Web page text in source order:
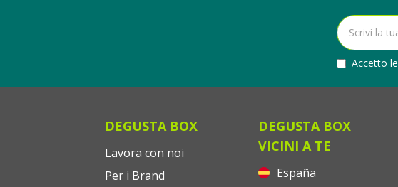
Accetto le
DEGUSTA BOX
Lavora con noi
Per i Brand
DEGUSTA BOX
VICINI A TE
España